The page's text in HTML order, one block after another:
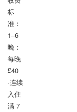
标
准：
1–6
晚：
每晚
£40
·连续
入住
满 7